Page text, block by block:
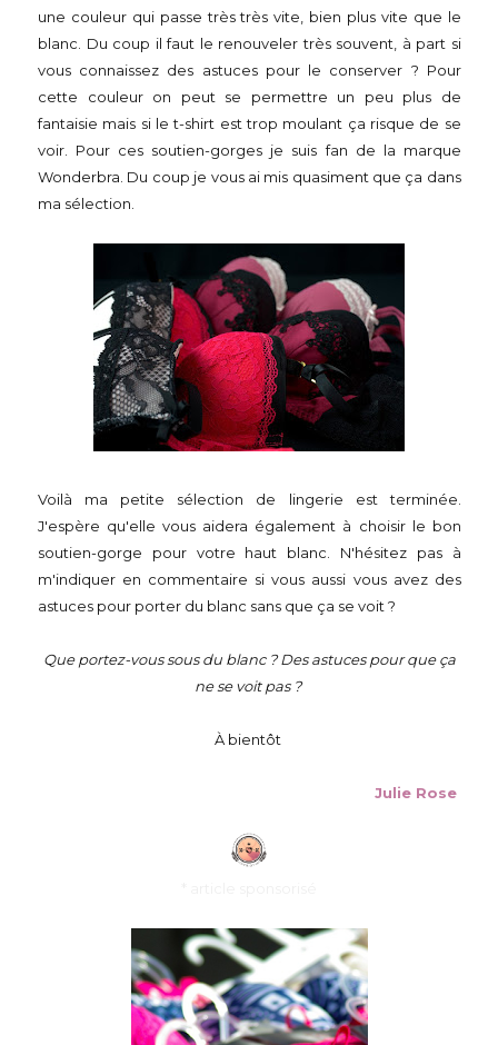
une couleur qui passe très très vite, bien plus vite que le
blanc. Du coup il faut le renouveler très souvent, à part si
vous connaissez des astuces pour le conserver ? Pour
cette couleur on peut se permettre un peu plus de
fantaisie mais si le t-shirt est trop moulant ça risque de se
voir. Pour ces soutien-gorges je suis fan de la marque
Wonderbra. Du coup je vous ai mis quasiment que ça dans
ma sélection.
Voilà ma petite sélection de lingerie est terminée.
J'espère qu'elle vous aidera également à choisir le bon
soutien-gorge pour votre haut blanc. N'hésitez pas à
m'indiquer en commentaire si vous aussi vous avez des
astuces pour porter du blanc sans que ça se voit ?
Que portez-vous sous du blanc ? Des astuces pour que ça
ne se voit pas ?
À bientôt
Julie Rose